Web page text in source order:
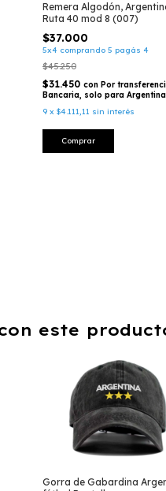
Remera Algodón,
Ruta 40 mod 8 (007)
$37.000
5x4 comprando 5 pagás 4
$45.250
$31.450 con Por
Bancaria, solo para Argentina
9 x $4.111,11 sin interés
Comprar
este
Gorra de Gabardina